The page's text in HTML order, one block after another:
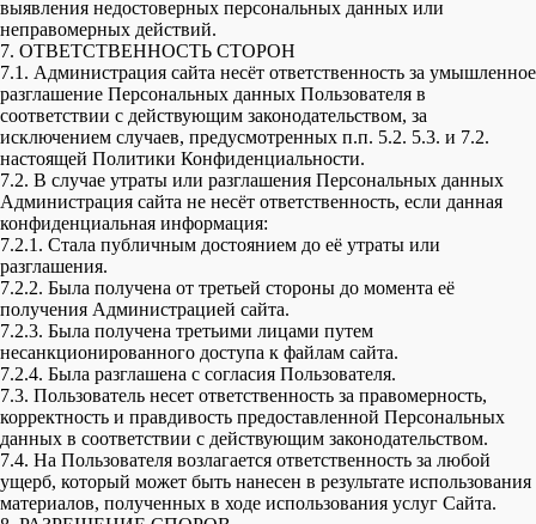
выявления недостоверных персональных данных или
неправомерных действий.
7. ОТВЕТСТВЕННОСТЬ СТОРОН
7.1. Администрация сайта несёт ответственность за умышленное
разглашение Персональных данных Пользователя в
соответствии с действующим законодательством, за
исключением случаев, предусмотренных п.п. 5.2. 5.3. и 7.2.
настоящей Политики Конфиденциальности.
7.2. В случае утраты или разглашения Персональных данных
Администрация сайта не несёт ответственность, если данная
конфиденциальная информация:
7.2.1. Стала публичным достоянием до её утраты или
разглашения.
7.2.2. Была получена от третьей стороны до момента её
получения Администрацией сайта.
7.2.3. Была получена третьими лицами путем
несанкционированного доступа к файлам сайта.
7.2.4. Была разглашена с согласия Пользователя.
7.3. Пользователь несет ответственность за правомерность,
корректность и правдивость предоставленной Персональных
данных в соответствии с действующим законодательством.
7.4. На Пользователя возлагается ответственность за любой
ущерб, который может быть нанесен в результате использования
материалов, полученных в ходе использования услуг Сайта.